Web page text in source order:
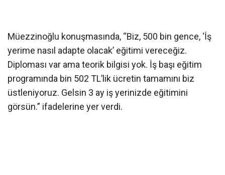
Müezzinoğlu konuşmasında, “Biz, 500 bin gence, ‘İş
yerime nasıl adapte olacak’ eğitimi vereceğiz.
Diploması var ama teorik bilgisi yok. İş başı eğitim
programında bin 502 TL’lik ücretin tamamını biz
üstleniyoruz. Gelsin 3 ay iş yerinizde eğitimini
görsün.” ifadelerine yer verdi.